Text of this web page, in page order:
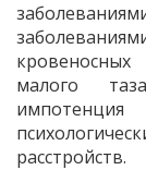
малого
импотенция
расстройств.